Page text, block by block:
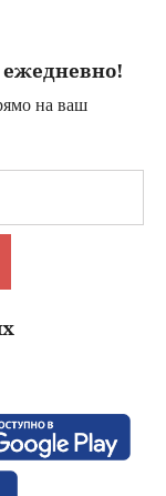
ежедневно!
на ваш